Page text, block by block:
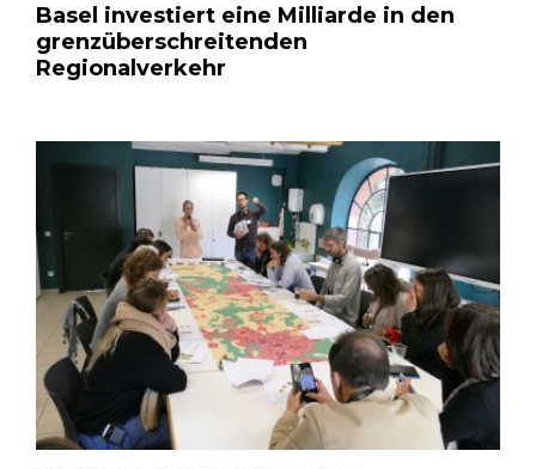
Basel investiert eine Milliarde in den
grenzüberschreitenden
Regionalverkehr